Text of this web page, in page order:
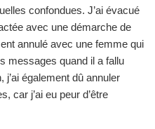
confondues. J’ai évacué
avec une démarche de
annulé avec une femme qui
messages quand il a fallu
j’ai également dû annuler
car j’ai eu peur d’être